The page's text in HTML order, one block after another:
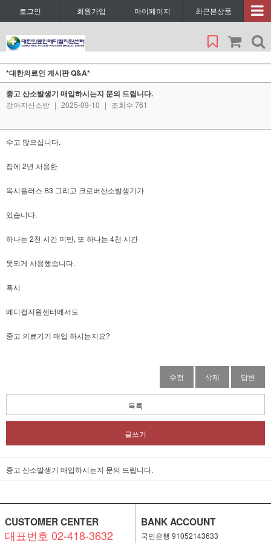
로그인 회원가입 마이페이지 최근본상품
*대한의료인 게시판 Q&A*
중고 산소발생기 매입하시는지 문의 드립니다.
강아지산소방 | 2025-09-10 | 조회수 761
수고 많으십니다.
집에 2년 사용한
옥시플러스 B3 그리고 크로버산소발생기가
있습니다.
하나는 2천 시간 미만, 또 하나는 4천 시간
못되게 사용했습니다.
혹시
메디컬지원센터에서도
중고 의료기기 매입 하시는지요?
수정 삭제 답변
목록
글쓰기
중고 산소발생기 매입하시는지 문의 드립니다.
CUSTOMER CENTER
대표번호 02-418-3632
BANK ACCOUNT
국민은행 91052143633